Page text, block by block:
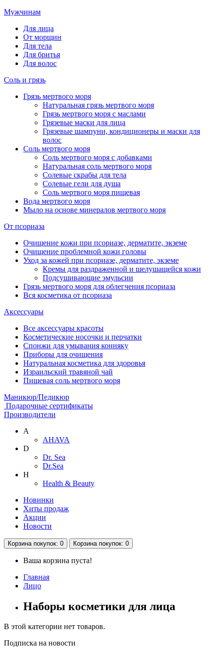
Мужчинам
Для лица
От морщин
Для тела
Для бритья
Для волос
Соль и грязь
Грязь мертвого моря
Натуральная грязь мертвого моря
Грязь мертвого моря с маслами
Грязевые маски для лица
Грязевые шампуни, кондиционеры и маски для
волос
Соль мертвого моря
Соль мертвого моря с добавками
Натуральная соль мертвого моря
Солевые скрабы для тела
Солевые гели для душа
Соль мертвого моря пищевая
Вода мертвого моря
Мыло на основе минералов мертвого моря
От псориаза
Очищение кожи при псориазе, дерматите, экземе
Очищение проблемной кожи головы
Уход за кожей при псориазе, дерматите, экземе
Кремы для раздраженной и шелушащейся кожи
Подсушивающие эмульсии
Грязь мертвого моря для облегчения псориаза
Вся косметика от псориаза
Аксессуары
Все аксессуары красоты
Косметические носочки и перчатки
Спонжи для умывания конняку
Приборы для очищения
Натуральная косметика для здоровья
Израильский травяной чай
Пищевая соль мертвого моря
Маникюр/Педикюр
Подарочные сертификаты
Производители
A
AHAVA
D
Dr. Sea
Dr.Sea
H
Health & Beauty
Новинки
Хиты продаж
Акции
Новости
Корзина покупок: 0 Корзина покупок: 0
Ваша корзина пуста!
Главная
Лицо
Наборы косметики для лица
В этой категории нет товаров.
Подписка на новости